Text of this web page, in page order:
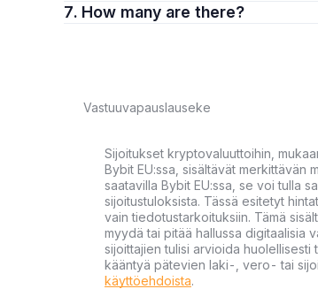
7. How many are there?
Vastuuvapauslauseke
Sijoitukset kryptovaluuttoihin,
Bybit EU:ssa, sisältävät merkittävän
saatavilla Bybit EU:ssa, se voi tulla
sijoitustuloksista. Tässä esitetyt
vain tiedotustarkoituksiin. Tämä
myydä tai pitää hallussa digitaalisia
sijoittajien tulisi arvioida
kääntyä pätevien laki-, vero- tai
käyttöehdoista.